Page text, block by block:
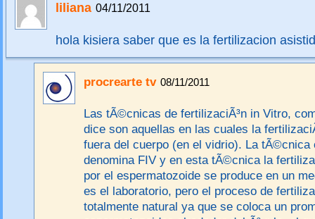
liliana 04/11/2011
hola kisiera saber que es la fertilizacion
procrearte tv 08/11/2011
Las tÃ©cnicas de fertilizaciÃ³n in Vitro,
dice son aquellas en las cuales la
fuera del cuerpo (en el vidrio). La tÃ©cnica
denomina FIV y en esta tÃ©cnica la
por el espermatozoide se produce en un
es el laboratorio, pero el proceso de
totalmente natural ya que se coloca un